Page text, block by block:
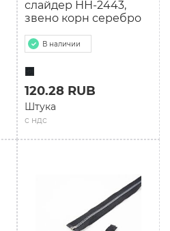
слайдер НН-2443,
звено корн серебро
В наличии
с ндс
120.28 RUB
Штука